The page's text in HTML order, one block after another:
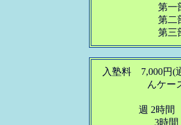
第一
第二
第三
入塾料 7,000円(
んケー
週 2時間
3時間